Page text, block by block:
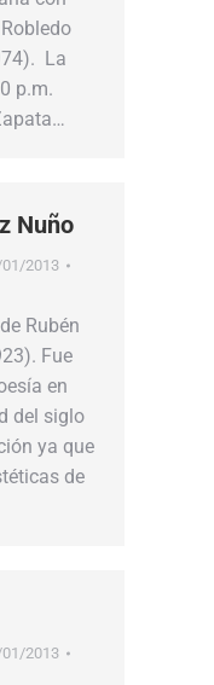
La
p.m.
Nuño
2013
Rubén
Fue
en
del siglo
ya que
de
2013